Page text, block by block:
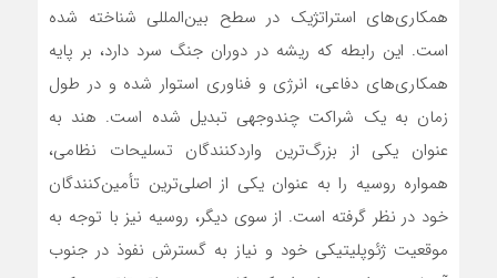
همکاری‌های استراتژیک در سطح بین‌المللی شناخته شده
است. این رابطه که ریشه در دوران جنگ سرد دارد، بر پایه
همکاری‌های دفاعی، انرژی و فناوری استوار شده و در طول
زمان به یک شراکت چندوجهی تبدیل شده است. هند به
عنوان یکی از بزرگ‌ترین واردکنندگان تسلیحات نظامی،
همواره روسیه را به عنوان یکی از اصلی‌ترین تأمین‌کنندگان
خود در نظر گرفته است. از سوی دیگر، روسیه نیز با توجه به
موقعیت ژئوپلیتیکی خود و نیاز به گسترش نفوذ در جنوب